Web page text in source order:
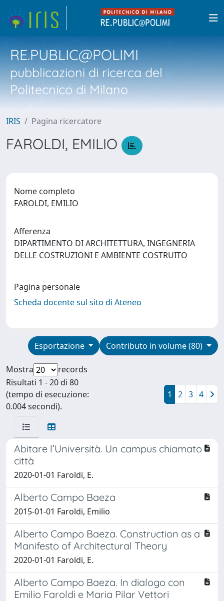
RE.PUBLIC@POLIMI
pubblicazioni di ricerca del
Politecnico di Milano
IRIS Pagina ricercatore
FAROLDI, EMILIO
Nome completo
FAROLDI, EMILIO
Afferenza
DIPARTIMENTO DI ARCHITETTURA, INGEGNERIA
DELLE COSTRUZIONI E AMBIENTE COSTRUITO
Pagina personale
Scheda docente sul sito di Ateneo
Contributo in volume (80)
Esportazione
Mostra
records
Risultati 1 - 20 di 80
(tempo di esecuzione:
0.004 secondi).
1 2 3 4
Abitare l’Università. Un campus chiamato
città
2020-01-01 Faroldi, E.
Alberto Campo Baeza
2015-01-01 Faroldi, Emilio
Alberto Campo Baeza. Construction as a
Manifesto of Architectural Theory
2020-01-01 Faroldi, E.
Alberto Campo Baeza. In dialogo con
Emilio Faroldi e Maria Pilar Vettori